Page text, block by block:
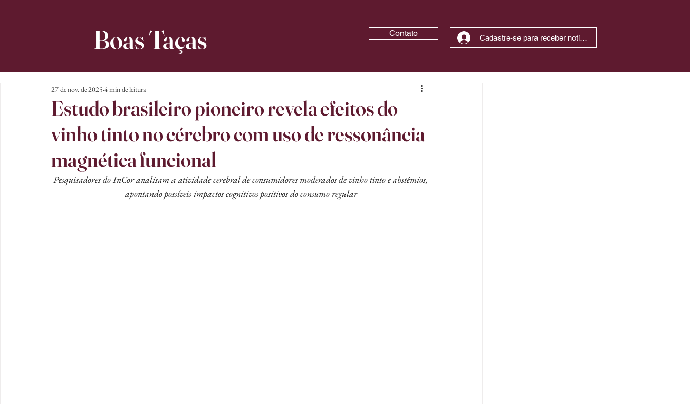
Boas Taças Contato Cadastre-se para receber notícias
Estudo brasileiro pioneiro revela efeitos do
vinho tinto no cérebro com uso de ressonância
magnética funcional
27 de nov. de 2025 4 min de leitura
Pesquisadores do InCor analisam a atividade cerebral de consumidores moderados de vinho tinto e abstêmios,
apontando possíveis impactos cognitivos positivos do consumo regular